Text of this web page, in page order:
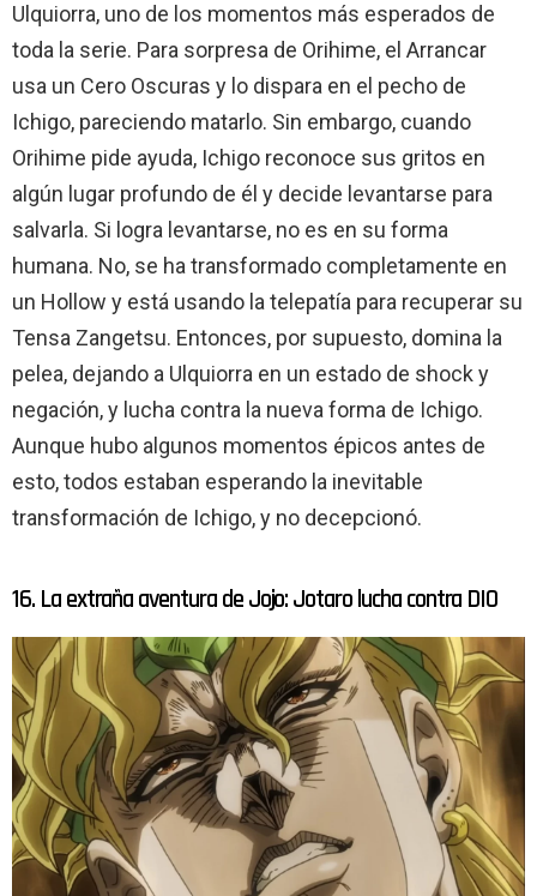
Ulquiorra, uno de los momentos más esperados de
toda la serie. Para sorpresa de Orihime, el Arrancar
usa un Cero Oscuras y lo dispara en el pecho de
Ichigo, pareciendo matarlo. Sin embargo, cuando
Orihime pide ayuda, Ichigo reconoce sus gritos en
algún lugar profundo de él y decide levantarse para
salvarla. Si logra levantarse, no es en su forma
humana. No, se ha transformado completamente en
un Hollow y está usando la telepatía para recuperar su
Tensa Zangetsu. Entonces, por supuesto, domina la
pelea, dejando a Ulquiorra en un estado de shock y
negación, y lucha contra la nueva forma de Ichigo.
Aunque hubo algunos momentos épicos antes de
esto, todos estaban esperando la inevitable
transformación de Ichigo, y no decepcionó.
16. La extraña aventura de Jojo: Jotaro lucha contra DIO